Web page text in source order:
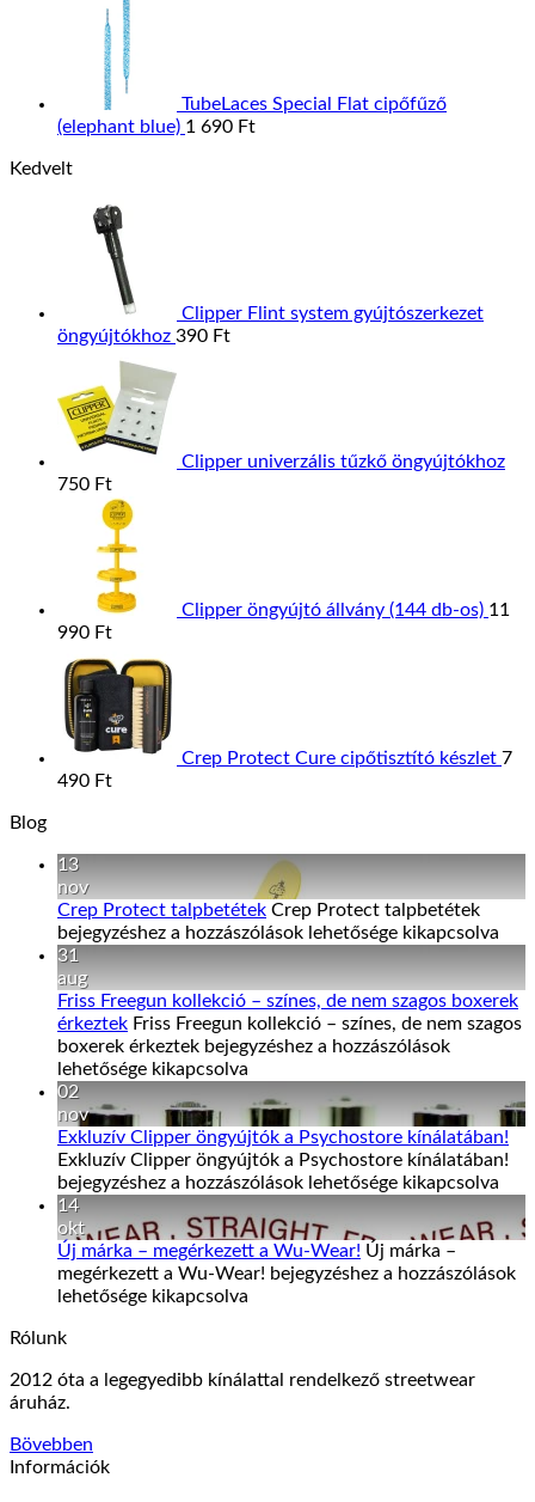
TubeLaces Special Flat cipőfűző
(elephant blue) 1 690 Ft
Kedvelt
Clipper Flint system gyújtószerkezet
öngyújtókhoz 390 Ft
Clipper univerzális tűzkő öngyújtókhoz
750 Ft
Clipper öngyújtó állvány (144 db-os) 11
990 Ft
Crep Protect Cure cipőtisztító készlet 7
490 Ft
Blog
13
nov
Crep Protect talpbetétek Crep Protect talpbetétek
bejegyzéshez a hozzászólások lehetősége kikapcsolva
31
aug
Friss Freegun kollekció – színes, de nem szagos boxerek
érkeztek Friss Freegun kollekció – színes, de nem szagos
boxerek érkeztek bejegyzéshez a hozzászólások
lehetősége kikapcsolva
02
nov
Exkluzív Clipper öngyújtók a Psychostore kínálatában!
Exkluzív Clipper öngyújtók a Psychostore kínálatában!
bejegyzéshez a hozzászólások lehetősége kikapcsolva
14
okt
Új márka – megérkezett a Wu-Wear! Új márka –
megérkezett a Wu-Wear! bejegyzéshez a hozzászólások
lehetősége kikapcsolva
Rólunk
2012 óta a legegyedibb kínálattal rendelkező streetwear
áruház.
Bövebben
Információk